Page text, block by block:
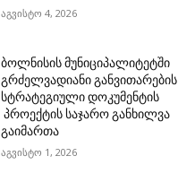
აგვისტო 4, 2026
ბოლნისის მუნიციპალიტეტში
გრძელვადიანი განვითარების
სტრატეგიული დოკუმენტის
პროექტის საჯარო განხილვა
გაიმართა
აგვისტო 1, 2026